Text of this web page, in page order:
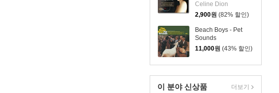
Celine Dion
2,900원 (82% 할인)
Beach Boys - Pet
Sounds
11,000원 (43% 할인)
이 분야 신상품 더보기